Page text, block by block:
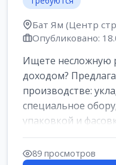
Бат Ям (Центр
Опубликовано:
Ищете несложную
доходом?
производстве:
специальное
упаковкой и
заработок
89 просмотров